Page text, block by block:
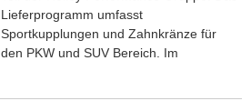
Lieferprogramm umfasst
Sportkupplungen und Zahnkränze für
den PKW und SUV Bereich. Im